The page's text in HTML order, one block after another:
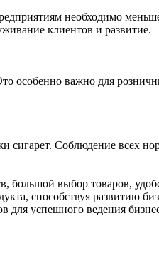
необходимо
клиентов и развитие.
особенно важно для
сигарет. Соблюдение всех
большой выбор товаров,
способствуя развитию
успешного ведения